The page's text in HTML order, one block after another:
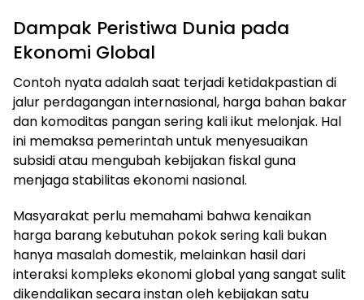
Dampak Peristiwa Dunia pada
Ekonomi Global
Contoh nyata adalah saat terjadi ketidakpastian di
jalur perdagangan internasional, harga bahan bakar
dan komoditas pangan sering kali ikut melonjak. Hal
ini memaksa pemerintah untuk menyesuaikan
subsidi atau mengubah kebijakan fiskal guna
menjaga stabilitas ekonomi nasional.
Masyarakat perlu memahami bahwa kenaikan
harga barang kebutuhan pokok sering kali bukan
hanya masalah domestik, melainkan hasil dari
interaksi kompleks ekonomi global yang sangat sulit
dikendalikan secara instan oleh kebijakan satu